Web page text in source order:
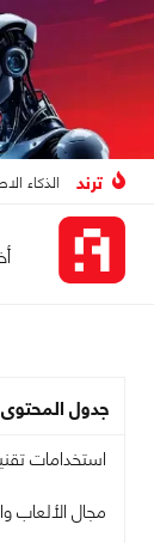
ترند الذكاء
جدول المحتوى
استخدامات
مجال الألعاب